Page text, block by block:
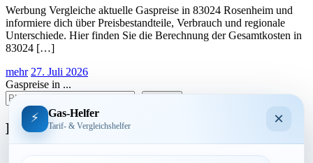
Werbung Vergleiche aktuelle Gaspreise in 83024 Rosenheim und
informiere dich über Preisbestandteile, Verbrauch und regionale
Unterschiede. Hier finden Sie die Berechnung der Gesamtkosten in
83024 […]
mehr 27. Juli 2026
Gaspreise in ...
Bundesland
⚡ Gas-Helfer
Tarif- & Vergleichshelfer ×